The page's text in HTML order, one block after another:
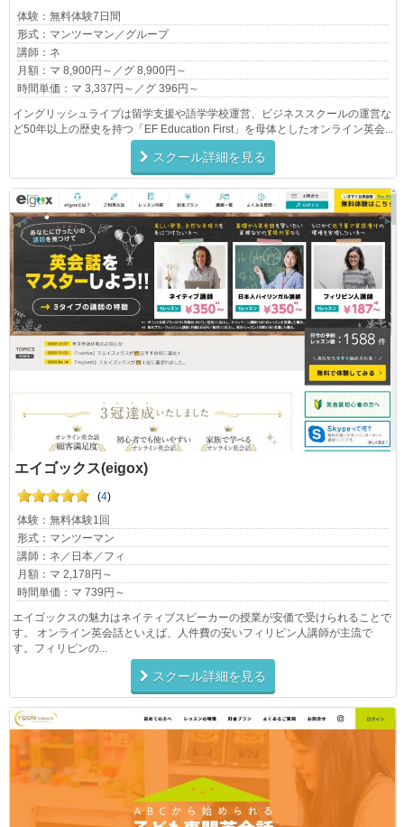
体験：無料体験7日間
形式：マンツーマン／グループ
講師：ネ
月額：マ 8,900円～／グ 8,900円～
時間単価：マ 3,337円～／グ 396円～
イングリッシュライブは留学支援や語学学校運営、ビジネススクールの運営な
ど50年以上の歴史を持つ「EF Education First」を母体としたオンライン英会...
スクール詳細を見る
エイゴックス(eigox)
(4)
体験：無料体験1回
形式：マンツーマン
講師：ネ／日本／フィ
月額：マ 2,178円～
時間単価：マ 739円～
エイゴックスの魅力はネイティブスピーカーの授業が安価で受けられることで
す。 オンライン英会話といえば、人件費の安いフィリピン人講師が主流で
す。フィリピンの...
スクール詳細を見る